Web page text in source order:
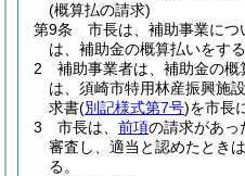
(概算払の請求)
第9条
市長は、補助事業につ
は、補助金の概算払いをす
2
補助事業者は、補助金の概
は、須崎市特用林産振興施
求書(別記様式第7号)を市長
3
市長は、 前項の請求があっ
審査し、適当と認めたとき
る。